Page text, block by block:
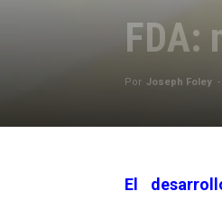
FDA:
Por Joseph Foley -
El